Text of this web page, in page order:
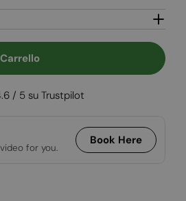
HUB - Attrezzatura Da
Bonfire HUB - Attrezzatura
/ 5 su Trustpilot
for you.
Book Here